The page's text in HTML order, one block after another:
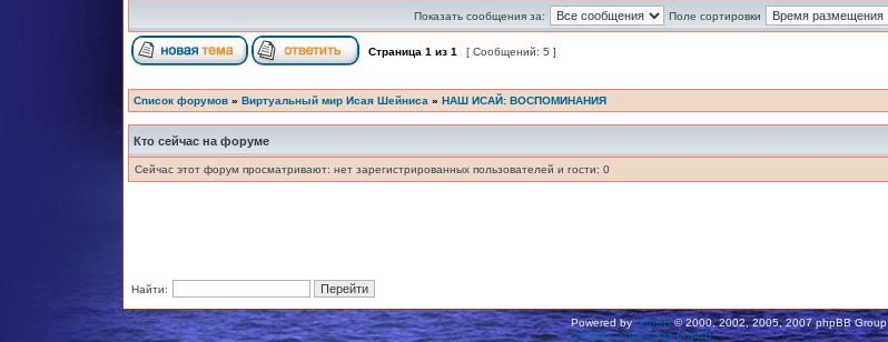
Показать сообщения за: Поле сортировки
Страница 1 из 1 [ Сообщений: 5 ]
Список форумов » Виртуальный мир Исая Шейниса » НАШ ИСАЙ: ВОСПОМИНАНИЯ
Кто сейчас на форуме
Сейчас этот форум просматривают: нет зарегистрированных пользователей и гости: 0
Найти:
Powered byphpBB© 2000, 2002, 2005, 2007 phpBB Group
Русская поддержка phpBB